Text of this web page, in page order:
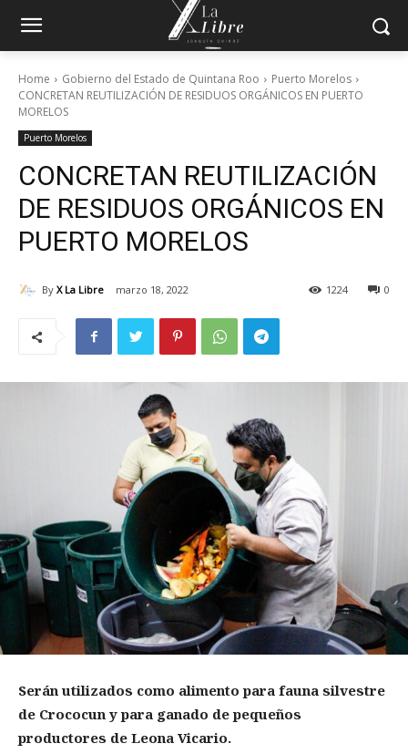
Home Gobierno del Estado de Quintana Roo
Puerto Morelos
CONCRETAN REUTILIZACIÓN DE RESIDUOS ORGÁNICOS EN PUERTO
MORELOS
Puerto Morelos
CONCRETAN REUTILIZACIÓN
DE RESIDUOS ORGÁNICOS EN
PUERTO MORELOS
By X La Libre marzo 18, 2022 0
1224
Serán utilizados como alimento para fauna silvestre
de Crococun y para ganado de pequeños
productores de Leona Vicario.